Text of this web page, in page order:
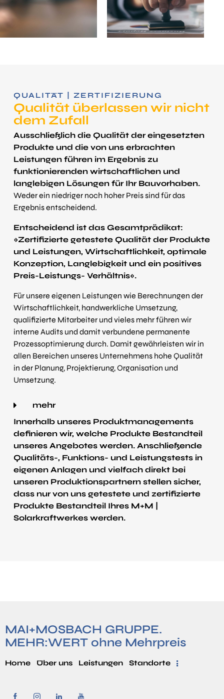
QUALITÄT | ZERTIFIZIERUNG
Qualität über­lassen wir nicht
dem Zufall
Ausschließlich die Qualität der eingesetzten
Produkte und die von uns erbrachten
Leistungen führen im Ergebnis zu
funktionierenden wirtschaftlichen und
langlebigen Lösungen für Ihr Bauvorhaben.
Weder ein niedriger noch hoher Preis sind für das
Ergebnis entscheidend.
Entscheidend ist das Gesamt­prädikat:
»Zertifizierte getestete Qualität der Produkte
und Leistungen, Wirtschaftlichkeit, optimale
Konzeption, Langlebigkeit und ein positives
Preis-Leistungs- Verhältnis«.
Für unsere eigenen Leistungen wie Berechnungen der
Wirtschaft­lichkeit, handwerkliche Umsetzung,
qualifizierte Mitarbeiter und vieles mehr führen wir
interne Audits und damit verbundene permanente
Prozess­optimierung durch. Damit gewährleisten wir in
allen Bereichen unseres Unternehmens hohe Qualität
in der Planung, Projektierung, Organisation und
Umsetzung.
mehr
Innerhalb unseres Produkt­managements
definieren wir, welche Produkte Bestandteil
unseres Angebotes werden. Anschließende
Qualitäts-, Funktions- und Leistungstests in
eigenen Anlagen und vielfach direkt bei
unseren Produktions­partnern stellen sicher,
dass nur von uns getestete und zertifizierte
Produkte Bestandteil Ihres M+M |
Solarkraftwerkes werden.
MAI+MOSBACH GRUPPE.
MEHR:WERT ohne Mehrpreis
Home Über uns Leistungen Standorte